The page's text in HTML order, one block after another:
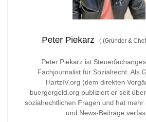
Peter Piekarz ((Gründer &
Peter Piekarz ist
Fachjournalist für Sozialrecht. Als
HartzIV.org (dem direkten
buergergeld.org publiziert er seit
sozialrechtlichen Fragen und hat mehr
und News-Beiträge